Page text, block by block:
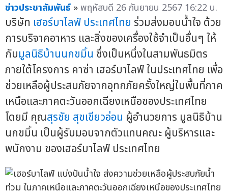
ข่าวประชาสัมพันธ์ »พฤหัสบดี 26 กันยายน 2567 16:22 น.
บริษัท เฮอร์บาไลฟ์ ประเทศไทย ร่วมส่งมอบน้ำใจ ด้วย
การบริจาคอาหาร และสิ่งของเครื่องใช้จำเป็นอื่นๆ ให้
กับมูลนิธิบ้านนกขมิ้น ซึ่งเป็นหนึ่งในสามพันธมิตร
ภายใต้โครงการ คาซ่า เฮอร์บาไลฟ์ ในประเทศไทย เพื่อ
ช่วยเหลือผู้ประสบภัยจากอุทกภัยครั้งใหญ่ในพื้นที่ภาค
เหนือและภาคตะวันออกเฉียงเหนือของประเทศไทย
โดยมี คุณสุรชัย สุขเขียวอ่อน ผู้อำนวยการ มูลนิธิบ้าน
นกขมิ้น เป็นผู้รับมอบจากตัวแทนคณะ ผู้บริหารและ
พนักงาน ของเฮอร์บาไลฟ์ ประเทศไทย